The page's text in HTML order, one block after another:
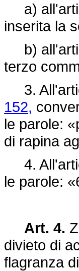
a)
inserita la
b)
terzo
3.
152,
le parole:
di rapina
4.
le parole:
Art. 4.
divieto di
flagranza